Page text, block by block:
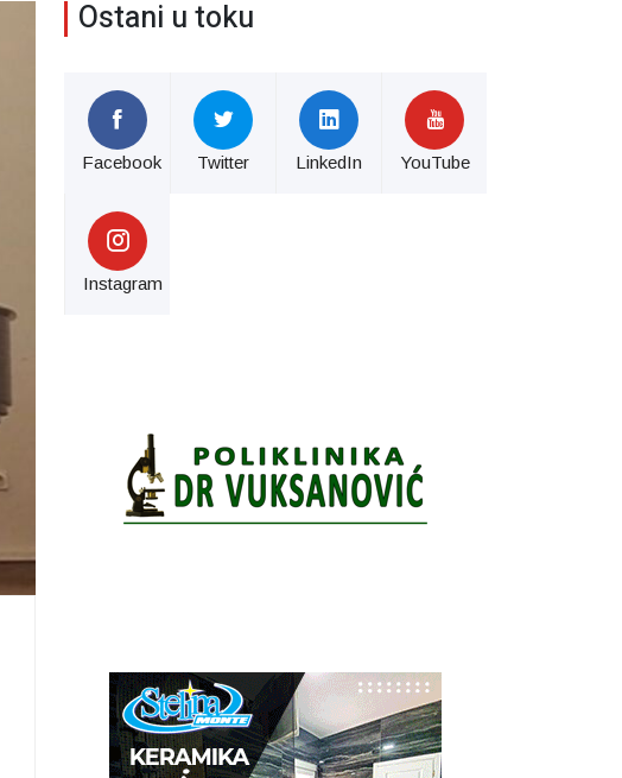
Ostani u toku
Facebook Twitter LinkedIn YouTube
Instagram